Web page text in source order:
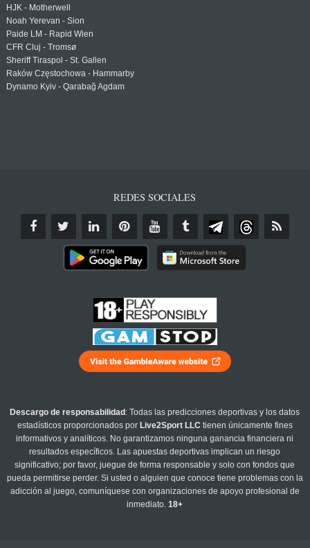
HJK - Motherwell
Noah Yerevan - Sion
Paide LM - Rapid Wien
CFR Cluj - Tromsø
Sheriff Tiraspol - St. Gallen
Raków Częstochowa - Hammarby
Dynamo Kyiv - Qarabağ Agdam
REDES SOCIALES
Descargo de responsabilidad : Todas las predicciones deportivas y los datos
estadísticos proporcionados por Live2Sport LLC tienen únicamente fines
informativos y analíticos. No garantizamos ninguna ganancia financiera ni
resultados específicos. Las apuestas deportivas implican un riesgo
significativo; por favor, juegue de forma responsable y solo con fondos que
pueda permitirse perder. Si usted o alguien que conoce tiene problemas con la
adicción al juego, comuníquese con organizaciones de apoyo profesional de
inmediato.18+